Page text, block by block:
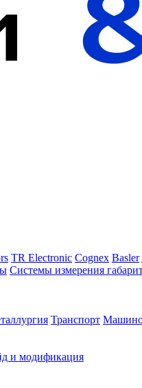
TR Electronic Cognex Basler
Системы измерения
Транспорт
и модификация